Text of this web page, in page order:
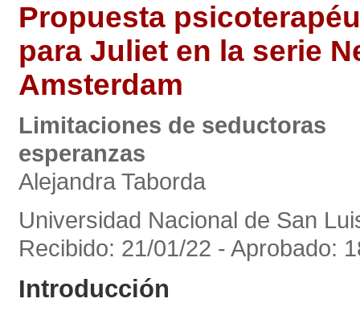
Propuesta
para Juliet en la serie
Amsterdam
Limitaciones de seductoras
esperanzas
Alejandra Taborda
Universidad Nacional de San
Recibido: 21/01/22 - Aprobado:
Introducción